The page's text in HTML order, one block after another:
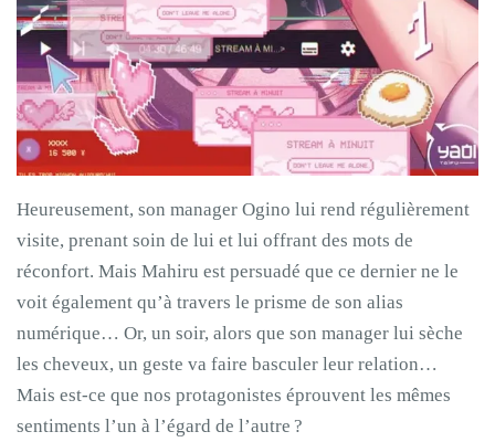
Heureusement, son manager Ogino lui rend régulièrement
visite, prenant soin de lui et lui offrant des mots de
réconfort. Mais Mahiru est persuadé que ce dernier ne le
voit également qu’à travers le prisme de son alias
numérique… Or, un soir, alors que son manager lui sèche
les cheveux, un geste va faire basculer leur relation…
Mais est-ce que nos protagonistes éprouvent les mêmes
sentiments l’un à l’égard de l’autre ?